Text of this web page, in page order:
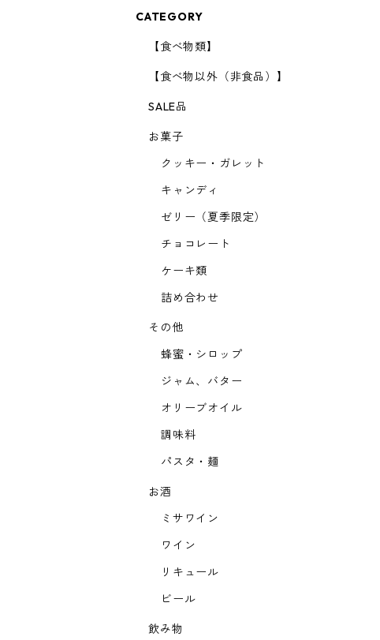
CATEGORY
【食べ物類】
【食べ物以外（非食品）】
SALE品
お菓子
クッキー・ガレット
キャンディ
ゼリー（夏季限定）
チョコレート
ケーキ類
詰め合わせ
その他
蜂蜜・シロップ
ジャム、バター
オリーブオイル
調味料
パスタ・麺
お酒
ミサワイン
ワイン
リキュール
ビール
飲み物